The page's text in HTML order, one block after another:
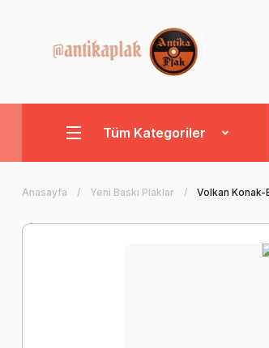
Tüm Kategoriler
Anasayfa Yeni Baskı Plaklar Volkan Konak-